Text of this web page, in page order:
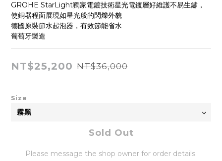
GROHE StarLight獨家電鍍技術星光電鍍層好維護不易生鏽，
使銅器程面展現如星光般的閃爍外貌
德國原裝節水起泡器，有效節能省水
葡萄牙製造
NT$25,200 NT$36,000
Size
Sold Out
Please message the shop owner for order details.